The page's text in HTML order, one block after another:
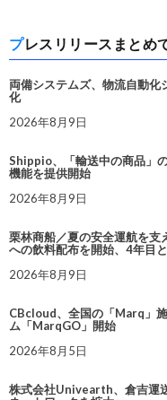
プレスリリースまとめ
両備システムズ、物流自動化
化
2026年8月9日
Shippio、「輸送中の商品」
機能を提供開始
2026年8月9日
栗林商船／夏の安全運航を支
への飲料配布を開始、4年目
2026年8月9日
CBcloud、全国の「Marq」
ム「MarqGO」開始
2026年8月5日
株式会社Univearth、倉吉運